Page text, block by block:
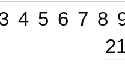
4 5 6 7 8